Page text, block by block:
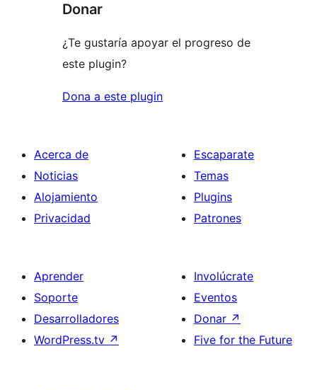
Donar
¿Te gustaría apoyar el progreso de
este plugin?
Dona a este plugin
Acerca de
Noticias
Alojamiento
Privacidad
Escaparate
Temas
Plugins
Patrones
Aprender
Soporte
Desarrolladores
WordPress.tv ↗
Involúcrate
Eventos
Donar ↗
Five for the Future